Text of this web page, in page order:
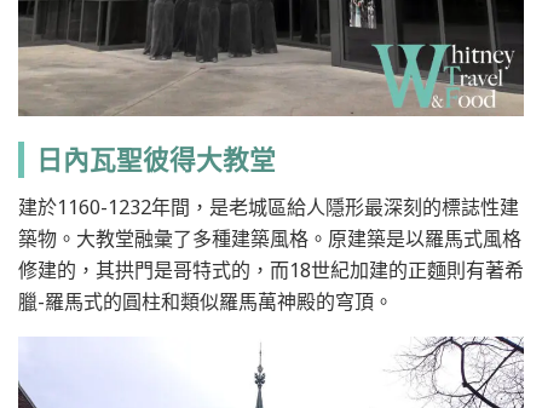
日內瓦聖彼得大教堂
建於1160-1232年間，是老城區給人隱形最深刻的標誌性建
築物。大教堂融彙了多種建築風格。原建築是以羅馬式風格
修建的，其拱門是哥特式的，而18世紀加建的正麵則有著希
臘-羅馬式的圓柱和類似羅馬萬神殿的穹頂。